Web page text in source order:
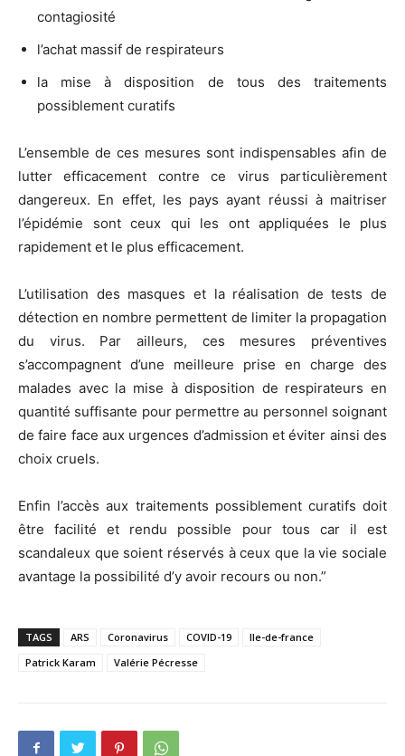
contagiosité
l’achat massif de respirateurs
la mise à disposition de tous des traitements
possiblement curatifs
L’ensemble de ces mesures sont indispensables afin de
lutter efficacement contre ce virus particulièrement
dangereux. En effet, les pays ayant réussi à maitriser
l’épidémie sont ceux qui les ont appliquées le plus
rapidement et le plus efficacement.
L’utilisation des masques et la réalisation de tests de
détection en nombre permettent de limiter la propagation
du virus. Par ailleurs, ces mesures préventives
s’accompagnent d’une meilleure prise en charge des
malades avec la mise à disposition de respirateurs en
quantité suffisante pour permettre au personnel soignant
de faire face aux urgences d’admission et éviter ainsi des
choix cruels.
Enfin l’accès aux traitements possiblement curatifs doit
être facilité et rendu possible pour tous car il est
scandaleux que soient réservés à ceux que la vie sociale
avantage la possibilité d’y avoir recours ou non.”
TAGS ARS Coronavirus COVID-19
Ile-de-france
Patrick Karam
Valérie Pécresse